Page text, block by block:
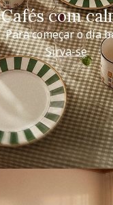
Cafés com
Para começar o dia
Sirva-se